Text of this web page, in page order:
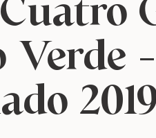
Verde -